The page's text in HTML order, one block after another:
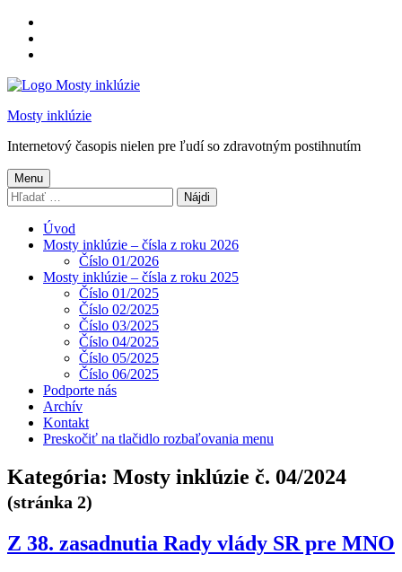
obsah
pätičku
Mosty inklúzie
Internetový časopis nielen pre ľudí so zdravotným postihnutím
Menu
Hľadať:
Úvod
Mosty inklúzie – čísla z roku 2026
Číslo 01/2026
Mosty inklúzie – čísla z roku 2025
Číslo 01/2025
Číslo 02/2025
Číslo 03/2025
Číslo 04/2025
Číslo 05/2025
Číslo 06/2025
Podporte nás
Archív
Kontakt
Preskočiť na tlačidlo rozbaľovania menu
Kategória: Mosty inklúzie č. 04/2024
(stránka 2)
Z 38. zasadnutia Rady vlády SR pre MNO